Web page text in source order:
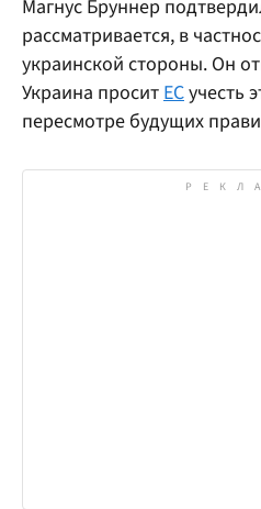
Магнус Бруннер
рассматривается, в
украинской стороны. Он
Украина проситЕСучесть
пересмотре будущих